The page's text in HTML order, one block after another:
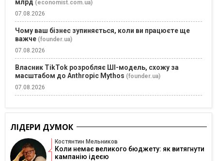
млрд (economist.com.ua)
07.08.2026
Чому ваш бізнес зупиняється, коли ви працюєте ще
важче (founder.ua)
07.08.2026
Власник TikTok розробляє ШІ-модель, схожу за
масштабом до Anthropic Mythos (founder.ua)
07.08.2026
ЛІДЕРИ ДУМОК
Костянтин Мельников
Коли немає великого бюджету: як витягнути
кампанію ідеєю